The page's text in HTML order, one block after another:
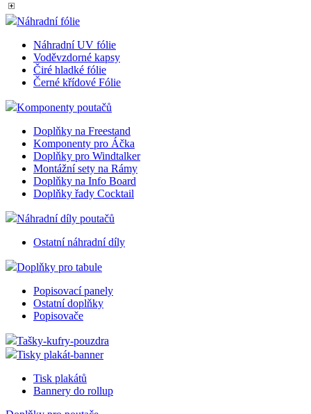
Náhradní fólie
Náhradní UV fólie
Voděvzdorné kapsy
Čiré hladké fólie
Černé křídové Fólie
Komponenty poutačů
Doplňky na Freestand
Komponenty pro Áčka
Doplňky pro Windtalker
Montážní sety na Rámy
Doplňky na Info Board
Doplňky řady Cocktail
Náhradní díly poutačů
Ostatní náhradní díly
Doplňky pro tabule
Popisovací panely
Ostatní doplňky
Popisovače
Tašky-kufry-pouzdra
Tisky plakát-banner
Tisk plakátů
Bannery do rollup